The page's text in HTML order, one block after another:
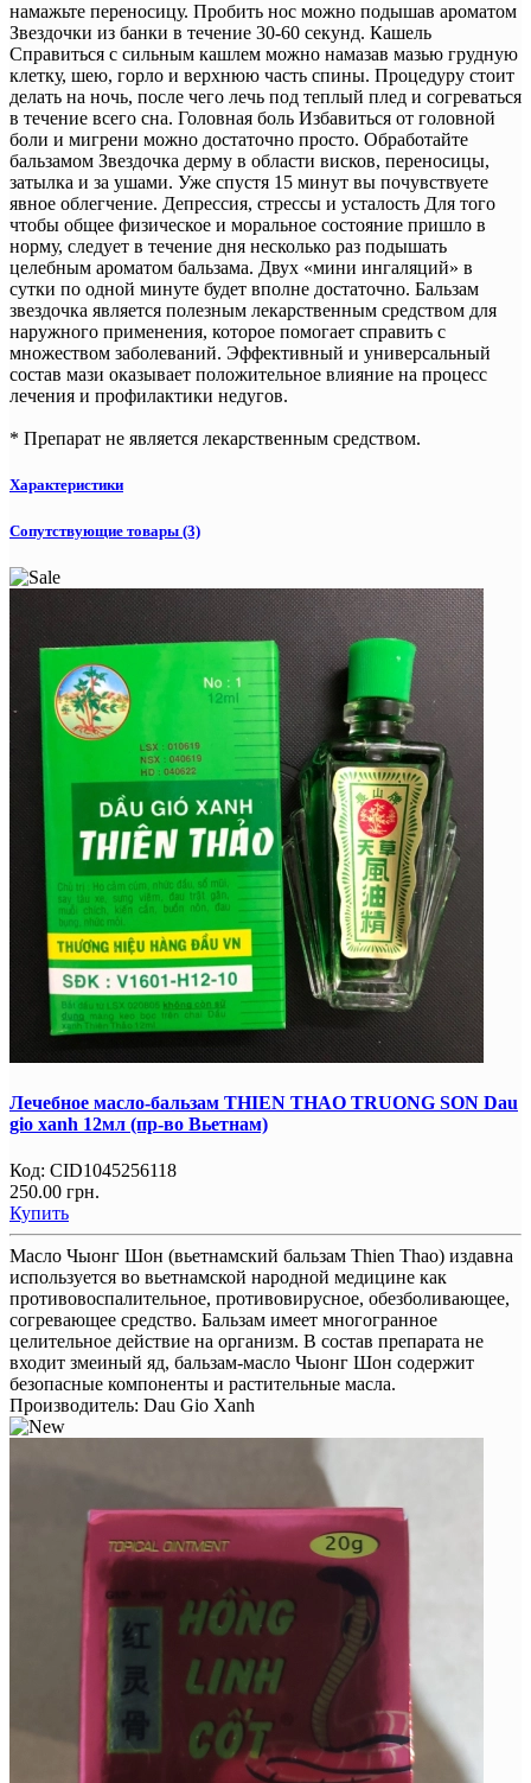
намажьте переносицу. Пробить нос можно подышав ароматом
Звездочки из банки в течение 30-60 секунд. Кашель
Справиться с сильным кашлем можно намазав мазью грудную
клетку, шею, горло и верхнюю часть спины. Процедуру стоит
делать на ночь, после чего лечь под теплый плед и согреваться
в течение всего сна. Головная боль Избавиться от головной
боли и мигрени можно достаточно просто. Обработайте
бальзамом Звездочка дерму в области висков, переносицы,
затылка и за ушами. Уже спустя 15 минут вы почувствуете
явное облегчение. Депрессия, стрессы и усталость Для того
чтобы общее физическое и моральное состояние пришло в
норму, следует в течение дня несколько раз подышать
целебным ароматом бальзама. Двух «мини ингаляций» в
сутки по одной минуте будет вполне достаточно. Бальзам
звездочка является полезным лекарственным средством для
наружного применения, которое помогает справить с
множеством заболеваний. Эффективный и универсальный
состав мази оказывает положительное влияние на процесс
лечения и профилактики недугов.
* Препарат не является лекарственным средством.
Характеристики
Сопутствующие товары (3)
Лечебное масло-бальзам THIEN THAO TRUONG SON Dau
gio xanh 12мл (пр-во Вьетнам)
Код: CID1045256118
250.00 грн.
Купить
Масло Чыонг Шон (вьетнамский бальзам Thien Thao) издавна
используется во вьетнамской народной медицине как
противовоспалительное, противовирусное, обезболивающее,
согревающее средство. Бальзам имеет многогранное
целительное действие на организм. В состав препарата не
входит змеиный яд, бальзам-масло Чыонг Шон содержит
безопасные компоненты и растительные масла.
Производитель: Dau Gio Xanh